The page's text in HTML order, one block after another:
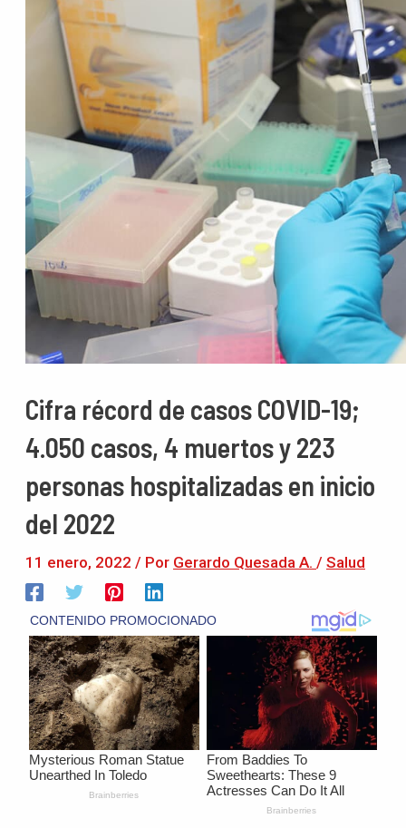
Cifra récord de casos COVID-19;
4.050 casos, 4 muertos y 223
personas hospitalizadas en inicio
del 2022
11 enero, 2022 / Por Gerardo Quesada A. / Salud